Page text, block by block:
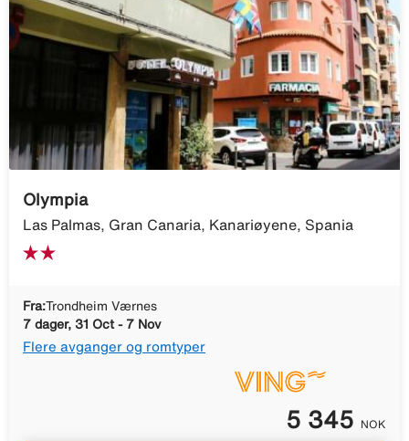
Olympia
Las Palmas, Gran Canaria, Kanariøyene, Spania
Fra:Trondheim Værnes
7 dager, 31 Oct - 7 Nov
Flere avganger og romtyper
5 345 NOK